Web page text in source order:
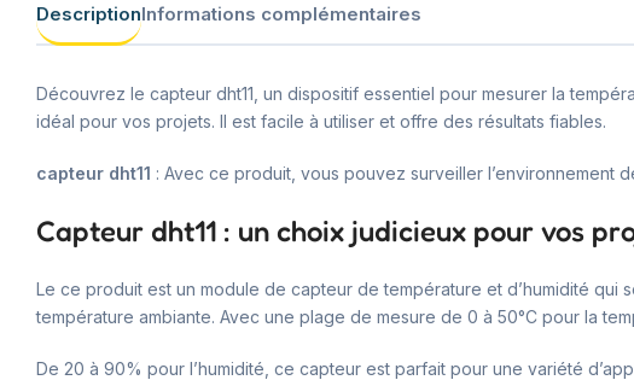
DescriptionInformations complémentaires
Découvrez le capteur dht11, un dispositif essentiel pour mesurer la
idéal pour vos projets. Il est facile à utiliser et offre des résultats fiables.
capteur dht11 : Avec ce produit, vous pouvez surveiller l’environnement
Capteur dht11 : un choix judicieux pour vos
Le ce produit est un module de capteur de température et d’humidité qui
température ambiante. Avec une plage de mesure de 0 à 50°C pour la
De 20 à 90% pour l’humidité, ce capteur est parfait pour une variété